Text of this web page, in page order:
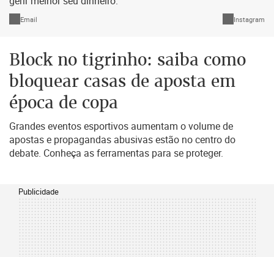
Email Instagram
Block no tigrinho: saiba como
bloquear casas de aposta em
época de copa
Grandes eventos esportivos aumentam o volume de
apostas e propagandas abusivas estão no centro do
debate. Conheça as ferramentas para se proteger.
Publicidade